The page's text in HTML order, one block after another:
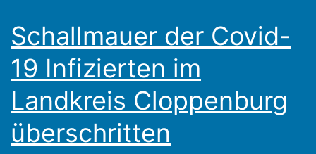
Schallmauer der Covid-
19 Infizierten im
Landkreis Cloppenburg
überschritten